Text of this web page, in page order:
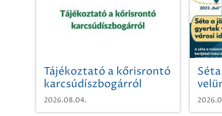
Tájékoztató a kőrisrontó
karcsúdíszbogárról
2026.08.04.